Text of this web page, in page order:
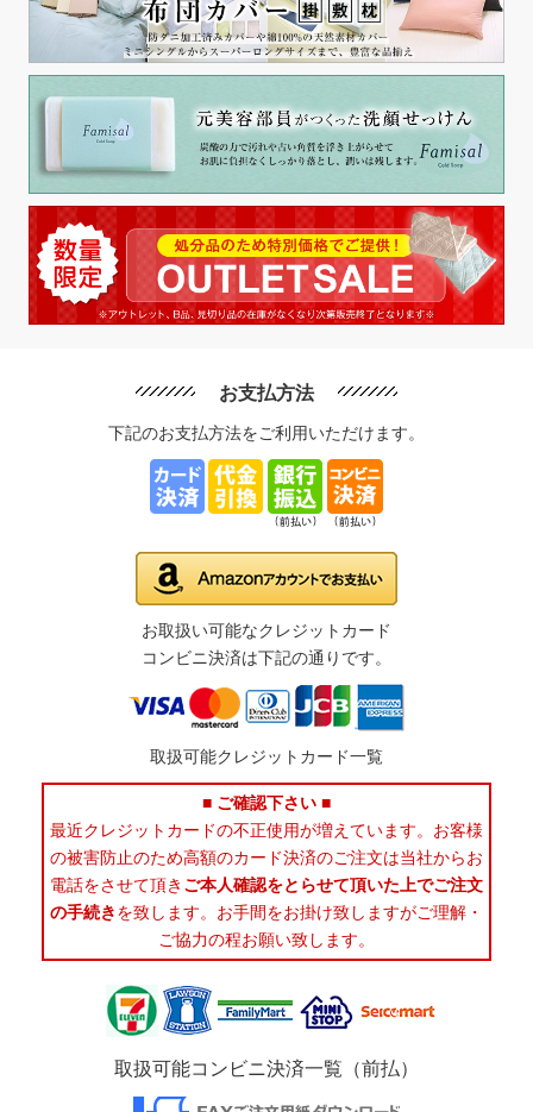
お支払方法
下記のお支払方法をご利用いただけます。
お取扱い可能なクレジットカード
コンビニ決済は下記の通りです。
取扱可能クレジットカード一覧
■ ご確認下さい ■
最近クレジットカードの不正使用が増えています。お客様
の被害防止のため高額のカード決済のご注文は当社からお
電話をさせて頂き ご本人確認をとらせて頂いた上でご注文
の手続きを致します。お手間をお掛け致しますがご理解・
ご協力の程お願い致します。
取扱可能コンビニ決済一覧（前払）